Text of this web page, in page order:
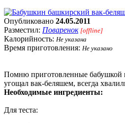
Опубликовано 24.05.2011
Разместил: Поваренок [offline]
Калорийность: Не указана
Время приготовления: Не указано
Помню приготовленные бабушкой
угощал вак-беляшем, всегда
Необходимые ингредиенты:
Для теста: